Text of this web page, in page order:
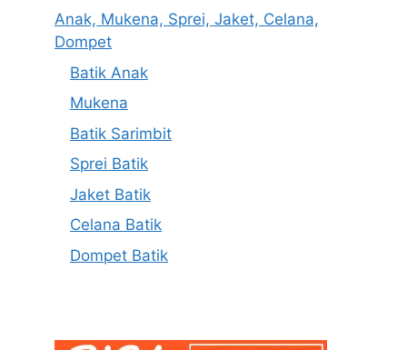
Anak, Mukena, Sprei, Jaket, Celana,
Dompet
Batik Anak
Mukena
Batik Sarimbit
Sprei Batik
Jaket Batik
Celana Batik
Dompet Batik